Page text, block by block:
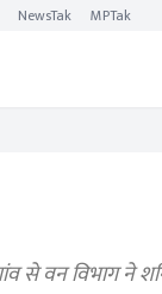
NewsTak MPTak
से वन विभाग ने